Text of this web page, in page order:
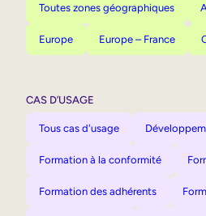
Toutes zones géographiques
Europe Europe – France
CAS D’USAGE
Tous cas d'usage
Formation à la conformité
Formation des adhérents